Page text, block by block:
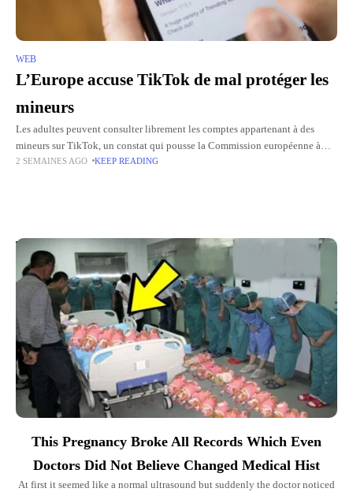
WEB
L’Europe accuse TikTok de mal protéger les
mineurs
Les adultes peuvent consulter librement les comptes appartenant à des
mineurs sur TikTok, un constat qui pousse la Commission européenne à
publier ses conclusions préliminaires après l'ouverture d'une enquête
2 SEMAINES AGO KEEP READING
Top Picks for You
This Pregnancy Broke All Records Which Even
Doctors Did Not Believe Changed Medical Hist
At first it seemed like a normal ultrasound but suddenly the doctor noticed